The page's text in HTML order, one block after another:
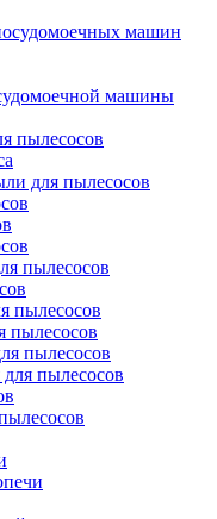
машин
машины
пылесосов
для пылесосов
пылесосов
пылесосов
пылесосов
пылесосов
пылесосов